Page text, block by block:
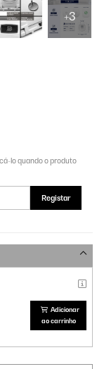
+3
lo quando o produto
Registar
Adicionar
ao carrinho